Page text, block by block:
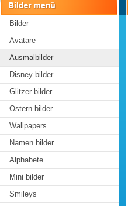
Bilder
Avatare
Ausmalbilder
Disney bilder
Glitzer bilder
Ostern bilder
Wallpapers
Namen bilder
Alphabete
Mini bilder
Smileys